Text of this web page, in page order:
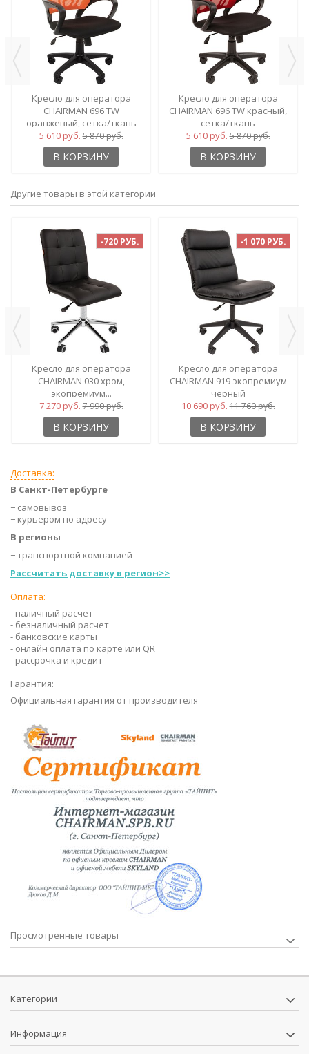
Кресло для оператора
CHAIRMAN 696 TW
оранжевый, сетка/ткань
5 610 руб.5 870 руб.
В КОРЗИНУ
Кресло для оператора
CHAIRMAN 696 TW красный,
сетка/ткань
5 610 руб.5 870 руб.
В КОРЗИНУ
Другие товары в этой категории
-720 РУБ.
Кресло для оператора
CHAIRMAN 030 хром,
экопремиум...
7 270 руб.7 990 руб.
В КОРЗИНУ
-1 070 РУБ.
Кресло для оператора
CHAIRMAN 919 экопремиум
черный
10 690 руб.11 760 руб.
В КОРЗИНУ
Доставка:
В Санкт-Петербурге
− самовывоз
− курьером по адресу
В регионы
− транспортной компанией
Рассчитать доставку в регион>>
Оплата:
- наличный расчет
- безналичный расчет
- банковские карты
- онлайн оплата по карте или QR
- рассрочка и кредит
Гарантия:
Официальная гарантия от производителя
Просмотренные товары
Категории
Информация